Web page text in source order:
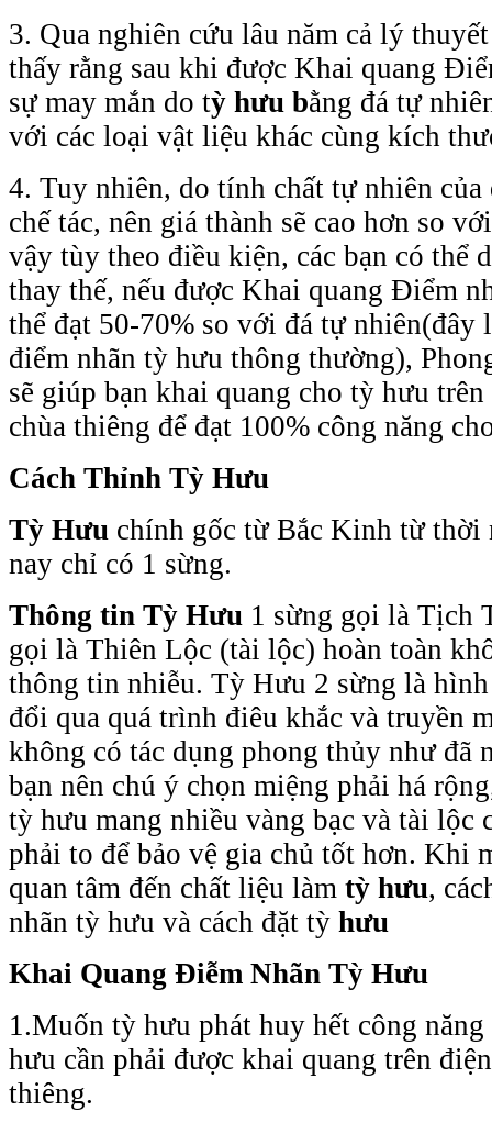
3. Qua nghiên cứu lâu năm cả lý
thấy rằng sau khi được Khai quang
sự may mắn do tỳ hưu bằng đá tự
với các loại vật liệu khác cùng kích
4. Tuy nhiên, do tính chất tự nhiên của
chế tác, nên giá thành sẽ cao hơn so
vậy tùy theo điều kiện, các bạn có thể
thay thế, nếu được Khai quang Điểm
thể đạt 50-70% so với đá tự nhiên(đây
điểm nhãn tỳ hưu thông thường),
sẽ giúp bạn khai quang cho tỳ hưu trên
chùa thiêng để đạt 100% công năng
Cách Thỉnh Tỳ Hưu
Tỳ Hưu chính gốc từ Bắc Kinh từ thời
nay chỉ có 1 sừng.
Thông tin Tỳ Hưu 1 sừng gọi là Tịch
gọi là Thiên Lộc (tài lộc) hoàn toàn
thông tin nhiễu. Tỳ Hưu 2 sừng là
đổi qua quá trình điêu khắc và truyền
không có tác dụng phong thủy như đã
bạn nên chú ý chọn miệng phải há
tỳ hưu mang nhiều vàng bạc và tài lộc
phải to để bảo vệ gia chủ tốt hơn. Khi
quan tâm đến chất liệu làm tỳ hưu,
nhãn tỳ hưu và cách đặt tỳ hưu
Khai Quang Điễm Nhãn Tỳ Hưu
1.Muốn tỳ hưu phát huy hết công
hưu cần phải được khai quang trên
thiêng.